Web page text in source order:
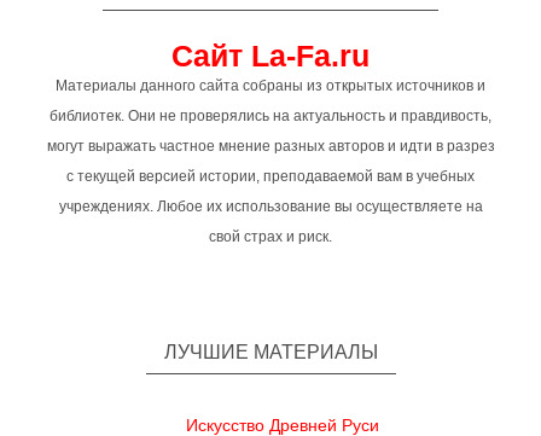
Сайт La-Fa.ru
Материалы данного сайта собраны из открытых источников и
библиотек. Они не проверялись на актуальность и правдивость,
могут выражать частное мнение разных авторов и идти в разрез
с текущей версией истории, преподаваемой вам в учебных
учреждениях. Любое их использование вы осуществляете на
свой страх и риск.
ЛУЧШИЕ МАТЕРИАЛЫ
Искусство Древней Руси